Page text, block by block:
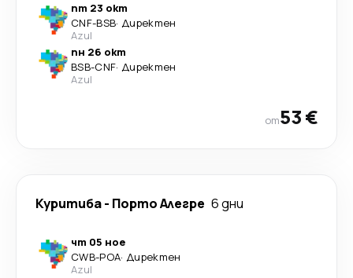
пт 23 окт
CNF-BSB· Директен
Azul
пн 26 окт
BSB-CNF· Директен
Azul
от53 €
Куритиба- Порто Алегре 6 дни
чт 05 ное
CWB-POA· Директен
Azul